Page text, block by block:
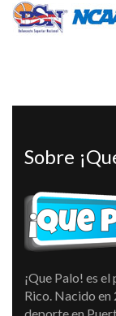
Sobre
¡Que Palo! es
Rico. Nacido
deporte en